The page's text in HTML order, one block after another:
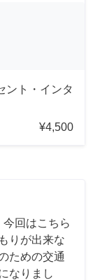
ント・インタ
¥4,500
回はこちら
りが出来な
ための交通
なりまし